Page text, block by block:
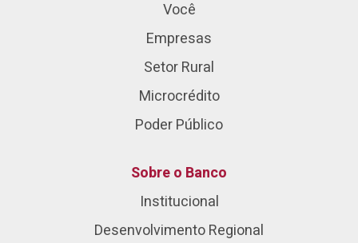
Você
Empresas
Setor Rural
Microcrédito
Poder Público
Sobre o Banco
Institucional
Desenvolvimento Regional